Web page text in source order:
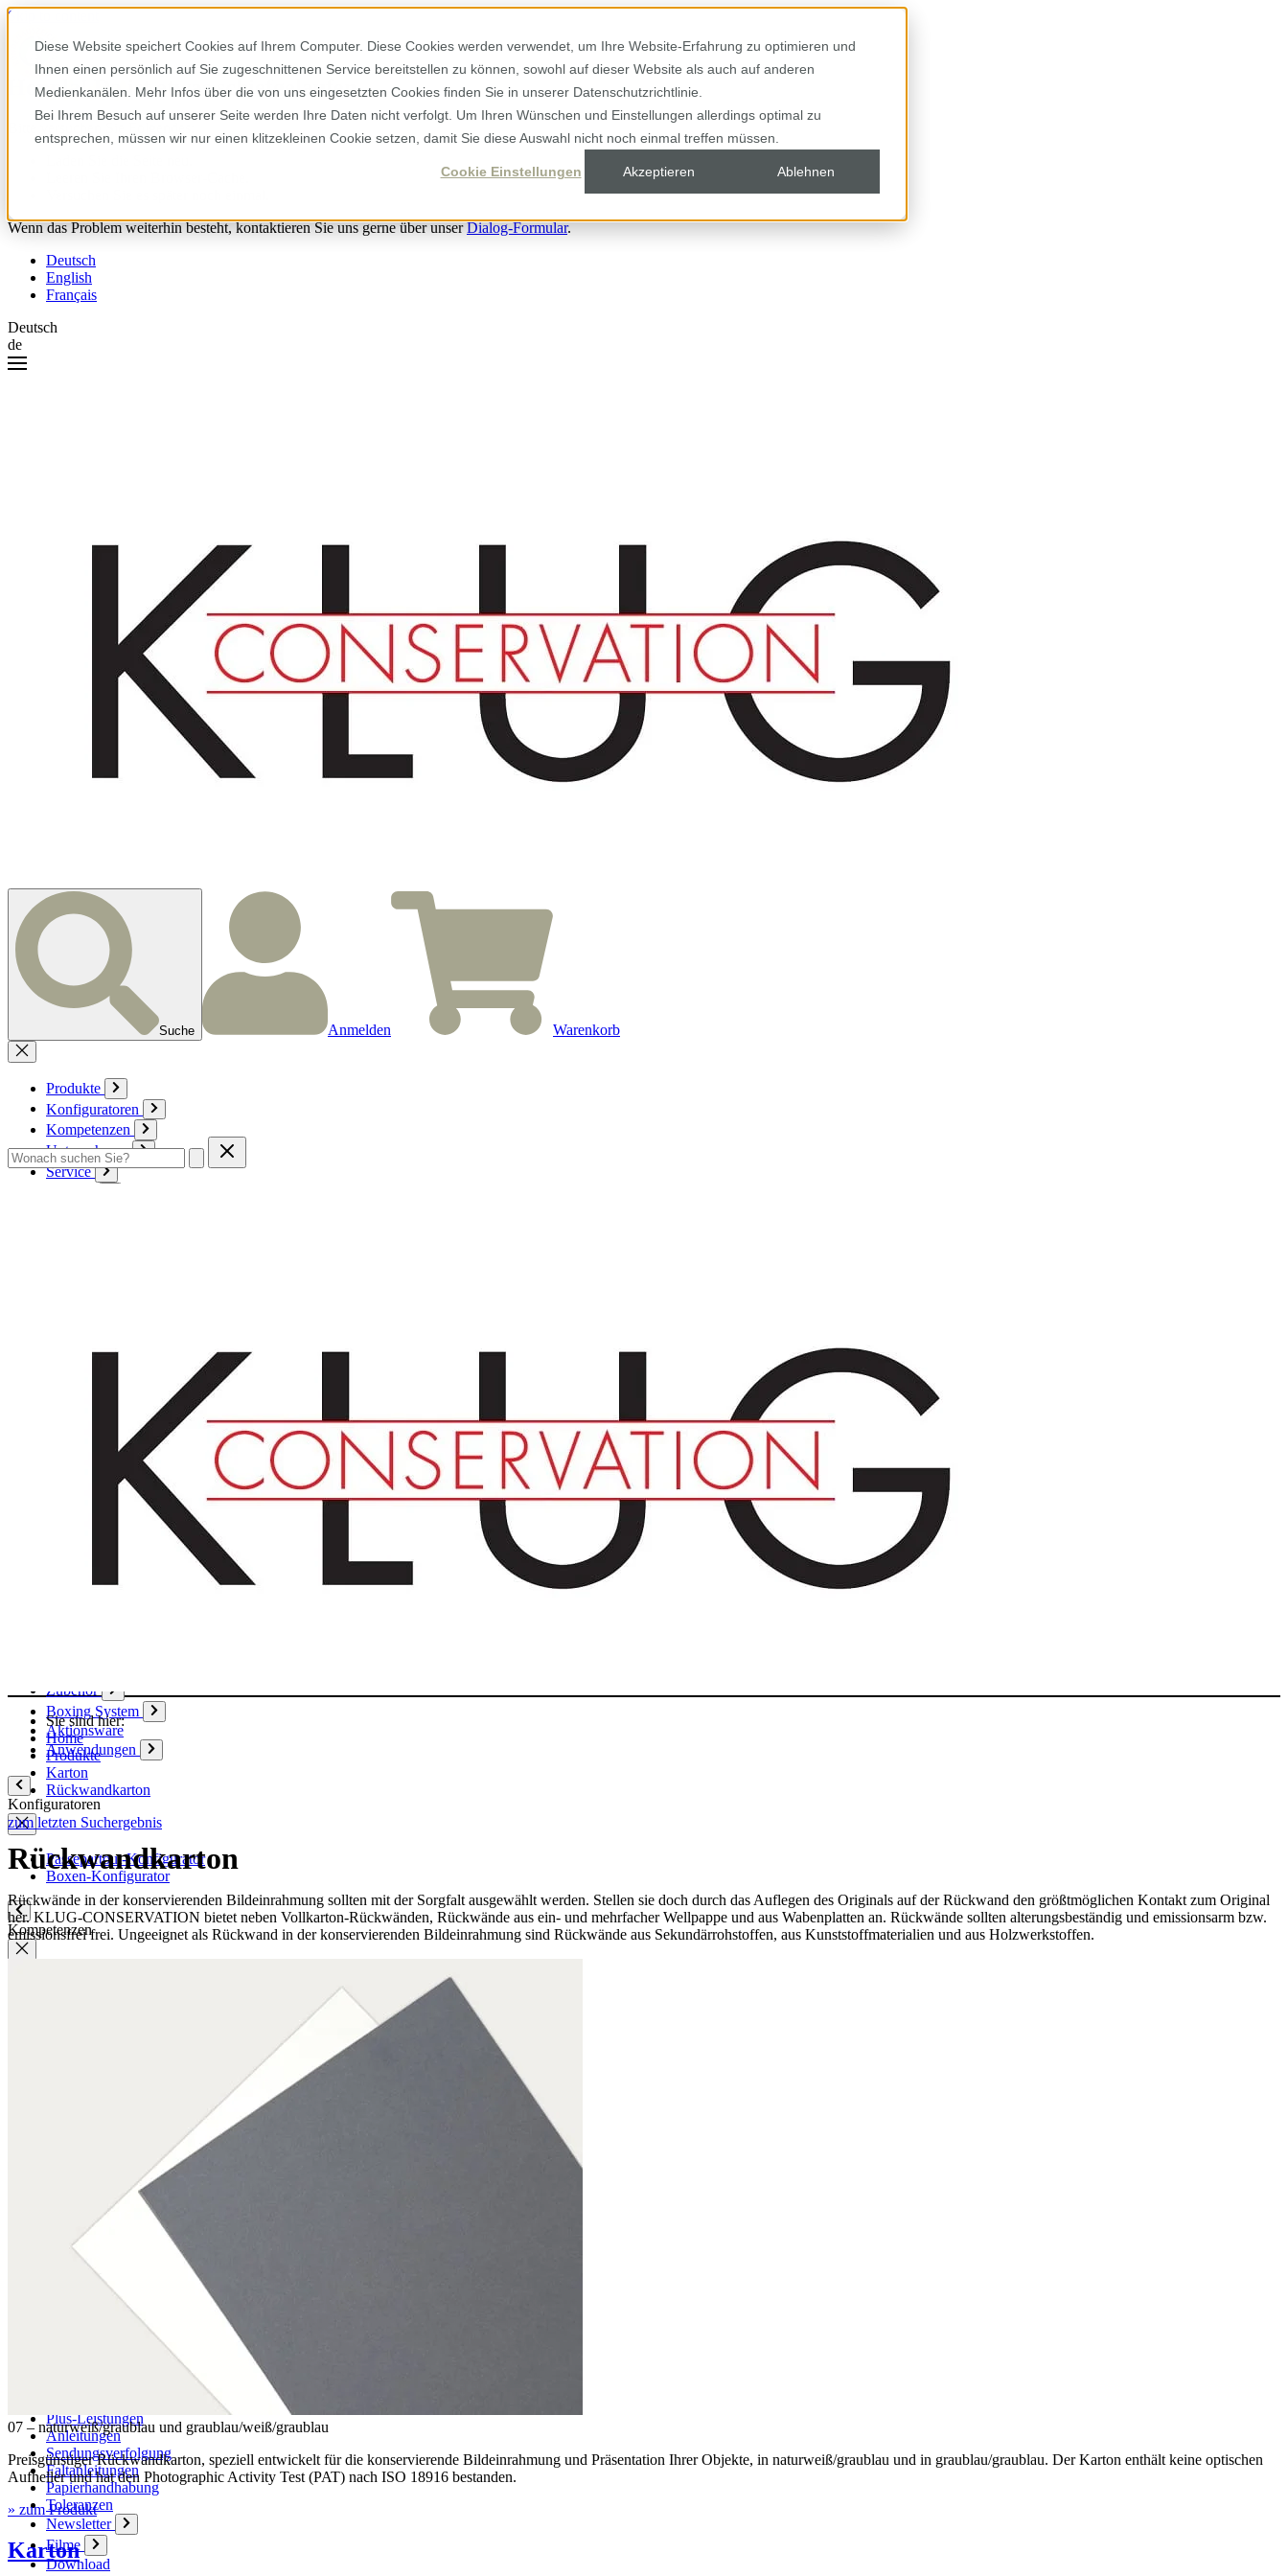
Diese Website speichert Cookies auf Ihrem Computer. Diese Cookies werden verwendet, um Ihre Website-Erfahrung zu optimieren und
Ihnen einen persönlich auf Sie zugeschnittenen Service bereitstellen zu können, sowohl auf dieser Website als auch auf anderen
Medienkanälen. Mehr Infos über die von uns eingesetzten Cookies finden Sie in unserer Datenschutzrichtlinie.
Bei Ihrem Besuch auf unserer Seite werden Ihre Daten nicht verfolgt. Um Ihren Wünschen und Einstellungen allerdings optimal zu
entsprechen, müssen wir nur einen klitzekleinen Cookie setzen, damit Sie diese Auswahl nicht noch einmal treffen müssen.
Cookie Einstellungen Akzeptieren Ablehnen
Skip to content
Hoppla! Da ist etwas schiefgelaufen.
Wenn das Problem weiterhin besteht, kontaktieren Sie uns gerne über unserDialog-Formular.
Deutsch
English
Français
Deutsch
de
Suche Anmelden Warenkorb
Produkte
Konfiguratoren
Kompetenzen
Unternehmen
Service
Zubehör
Boxing System
Aktionsware
Anwendungen
Konfiguratoren
Passepartout-Konfigurator
Boxen-Konfigurator
Kompetenzen
Philosophie
Nachhaltigkeit
Mitgliedschaften
Firmenchronik
Firmenportrait
Auszeichnungen
Plus-Leistungen
Anleitungen
Sendungsverfolgung
Faltanleitungen
Papierhandhabung
Toleranzen
Newsletter
Filme
Download
Sie sind hier:
Home
Produkte
Karton
Rückwandkarton
zum letzten Suchergebnis
Rückwandkarton
Rückwände in der konservierenden Bildeinrahmung sollten mit der Sorgfalt ausgewählt werden. Stellen sie doch durch das Auflegen des Originals auf der Rückwand den größtmöglichen Kontakt zum Original
her. KLUG-CONSERVATION bietet neben Vollkarton-Rückwänden, Rückwände aus ein- und mehrfacher Wellpappe und aus Wabenplatten an. Rückwände sollten alterungsbeständig und emissionsarm bzw.
emissionsfrei frei. Ungeeignet als Rückwand in der konservierenden Bildeinrahmung sind Rückwände aus Sekundärrohstoffen, aus Kunststoffmaterialien und aus Holzwerkstoffen.
07 – naturweiß/graublau und graublau/weiß/graublau
Preisgünstiger Rückwandkarton, speziell entwickelt für die konservierende Bildeinrahmung und Präsentation Ihrer Objekte, in naturweiß/graublau und in graublau/graublau. Der Karton enthält keine optischen
Aufheller und hat den Photographic Activity Test (PAT) nach ISO 18916 bestanden.
» zum Produkt
Karton